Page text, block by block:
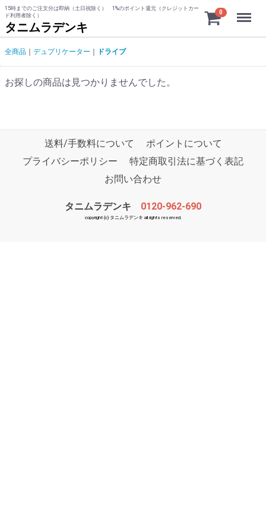
15時までのご注文分は即納（土日祝除く） 1%のポイント還元（クレジットカー
ド利用者除く）
タニムラデンキ
0 Menu
全商品 デュプリケーター ドライブ
お探しの商品は見つかりませんでした。
送料/手数料について
ポイントについて
プライバシーポリシー
特定商取引法に基づく表記
お問い合わせ
タニムラデンキ 0120-962-690
copyright (c) タニムラデンキ all rights reserved.